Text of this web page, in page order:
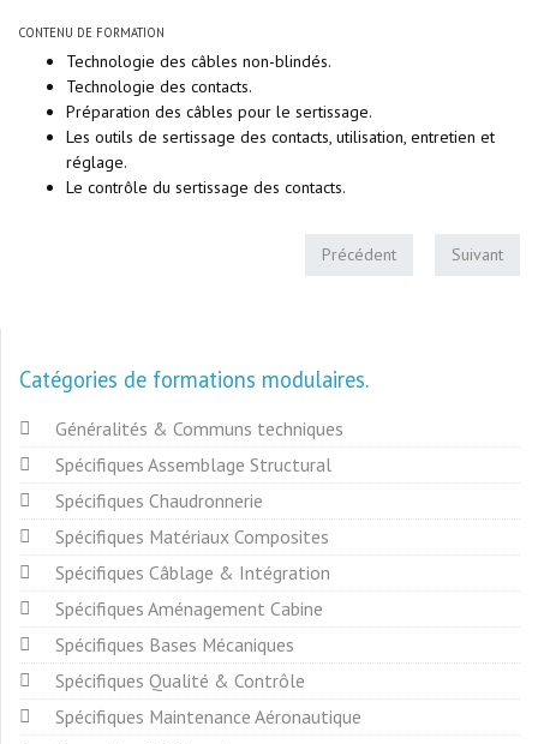
CONTENU DE FORMATION
Technologie des câbles non-blindés.
Technologie des contacts.
Préparation des câbles pour le sertissage.
Les outils de sertissage des contacts, utilisation, entretien et
réglage.
Le contrôle du sertissage des contacts.
Précédent Suivant
Catégories de formations modulaires
Généralités & Communs techniques
Spécifiques Assemblage Structural
Spécifiques Chaudronnerie
Spécifiques Matériaux Composites
Spécifiques Câblage & Intégration
Spécifiques Aménagement Cabine
Spécifiques Bases Mécaniques
Spécifiques Qualité & Contrôle
Spécifiques Maintenance Aéronautique